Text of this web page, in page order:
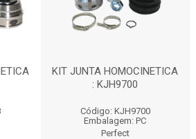
KIT JUNTA HOMOCINETICA
: KJH9700
Código: KJH9700
Embalagem: PC
Perfect